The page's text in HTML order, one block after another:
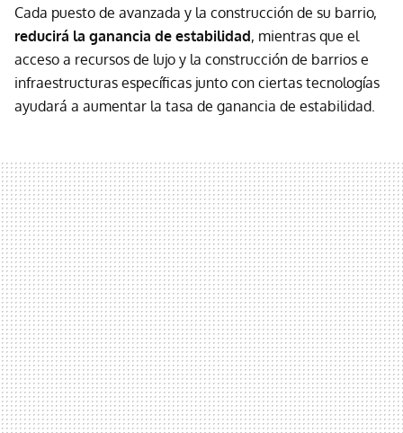
Cada puesto de avanzada y la construcción de su barrio,
reducirá la ganancia de estabilidad, mientras que el
acceso a recursos de lujo y la construcción de barrios e
infraestructuras específicas junto con ciertas tecnologías
ayudará a aumentar la tasa de ganancia de estabilidad.